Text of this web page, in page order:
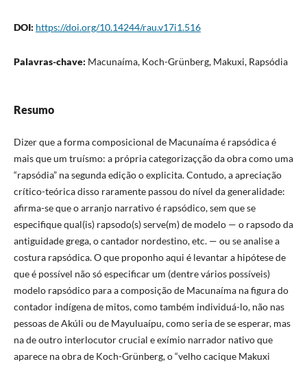
DOI: https://doi.org/10.14244/rau.v17i1.516
Palavras-chave: Macunaíma, Koch-Grünberg, Makuxi, Rapsódia
Resumo
Dizer que a forma composicional de Macunaíma é rapsódica é
mais que um truísmo: a própria categorizaçção da obra como uma
“rapsódia” na segunda edição o explicita. Contudo, a apreciação
crítico-teórica disso raramente passou do nível da generalidade:
afirma-se que o arranjo narrativo é rapsódico, sem que se
especifique qual(is) rapsodo(s) serve(m) de modelo — o rapsodo da
antiguidade grega, o cantador nordestino, etc. — ou se analise a
costura rapsódica. O que proponho aqui é levantar a hipótese de
que é possível não só especificar um (dentre vários possíveis)
modelo rapsódico para a composição de Macunaíma na figura do
contador indígena de mitos, como também individuá-lo, não nas
pessoas de Akúli ou de Mayuluaípu, como seria de se esperar, mas
na de outro interlocutor crucial e exímio narrador nativo que
aparece na obra de Koch-Grünberg, o “velho cacique Makuxi